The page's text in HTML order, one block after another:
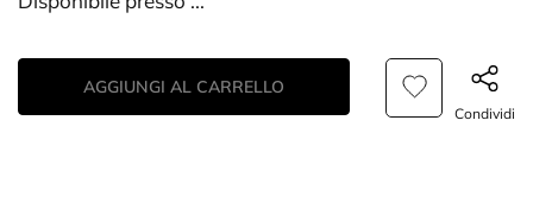
AGGIUNGI AL CARRELLO
Condividi